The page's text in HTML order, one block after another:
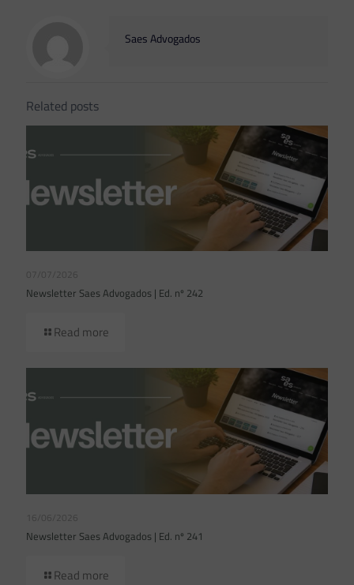
Saes Advogados
Related posts
07/07/2026
Newsletter Saes Advogados | Ed. nº 242
Read more
16/06/2026
Newsletter Saes Advogados | Ed. nº 241
Read more